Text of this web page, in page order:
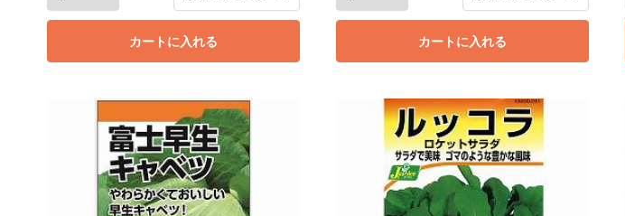
カートに入れる カートに入れる